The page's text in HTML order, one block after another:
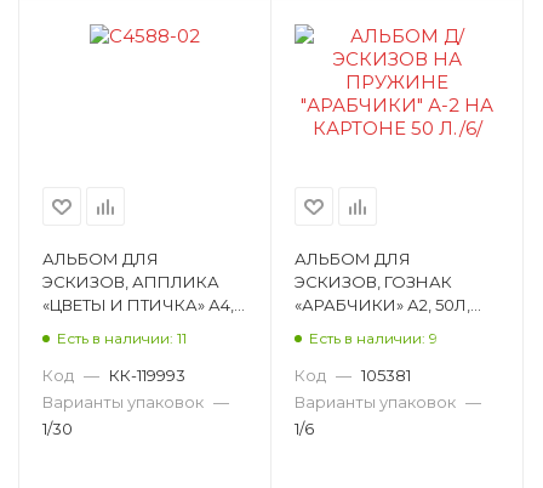
АЛЬБОМ ДЛЯ
ЭСКИЗОВ, АППЛИКА
«ЦВЕТЫ И ПТИЧКА» А4,
С4588-02
Есть в наличии: 11
Код — КК-119993
Варианты упаковок —
1/30
АЛЬБОМ ДЛЯ
ЭСКИЗОВ, ГОЗНАК
«АРАБЧИКИ» А2, 50Л,
Есть в наличии: 9
Код — 105381
Варианты упаковок —
1/6